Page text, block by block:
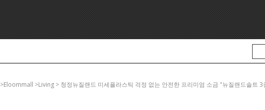
>eloommall >living > 청정뉴질랜드 미세플라스틱 걱정 없는 안전한 프리미엄 소금 "뉴질랜드솔트